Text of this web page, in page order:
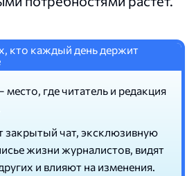
кто каждый день держит
место, где читатель и редакция
закрытый чат, эксклюзивную
жизни журналистов, видят
и влияют на изменения.